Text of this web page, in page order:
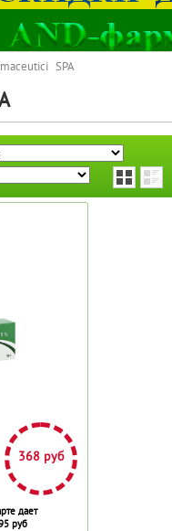
SPA
368 руб
дает
руб